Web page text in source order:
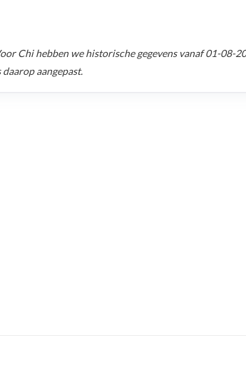
Chihebben we historische gegevens vanaf01-08-
daarop aangepast.